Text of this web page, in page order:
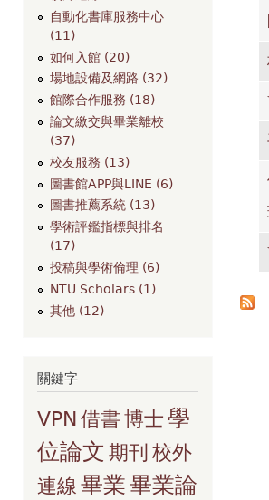
自動化書庫服務中心
(11)
如何入館 (20)
場地設備及網路 (32)
館際合作服務 (18)
論文繳交與畢業離校
(37)
校友服務 (13)
圖書館APP與LINE (6)
圖書推薦系統 (13)
學術評鑑指標與排名
(17)
投稿與學術倫理 (6)
NTU Scholars (1)
其他 (12)
關鍵字
VPN借書博士學
位論文 期刊 校外
連線 畢業畢業論